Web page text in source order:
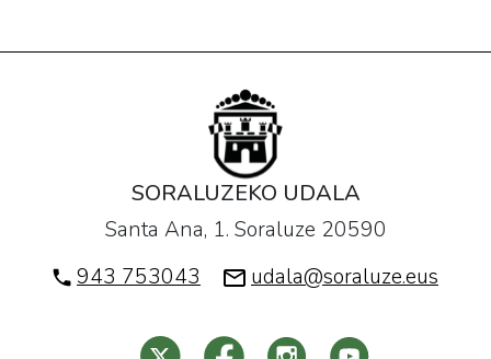
SORALUZEKO UDALA
Santa Ana, 1. Soraluze 20590
943 753043
udala@soraluze.eus